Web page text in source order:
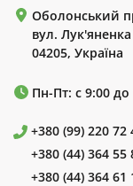
Оболонський
вул.
04205, Україна
Пн-Пт: с 9:00 до
+380 (99) 220 72
+380 (44) 364 55
+380 (44) 364 61